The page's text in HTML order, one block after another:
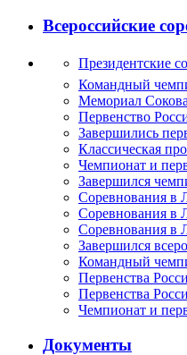
Всероссийские
Президентские
Командный
Мемориал
Первенство
Завершились
Классическая
Чемпионат и
Завершился
Соревнования в
Соревнования в
Соревнования в
Завершился
Командный
Первенства
Первенства
Чемпионат и
Документы